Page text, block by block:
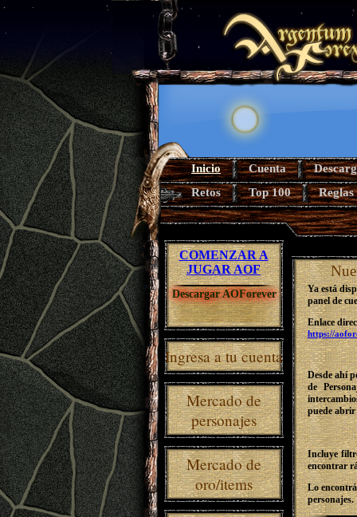
Inicio Cuenta
Retos
Top 100 Reglas
COMENZAR A
JUGAR AOF
Descargar AOForever
Ingresa a tu cuenta
Mercado de
personajes
Mercado de
oro/items
Ya está
panel de
Enlace
https://
Desde ahí
de
puede abrir
Incluye
encontrar
Lo
personajes.